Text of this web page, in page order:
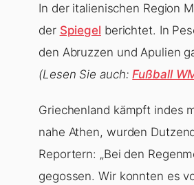
In der italienischen Region
der Spiegel berichtet. In
den Abruzzen und Apulien
(Lesen Sie auch:Fußball
Griechenland kämpft indes
nahe Athen, wurden
Reportern: „Bei den
gegossen. Wir konnten es